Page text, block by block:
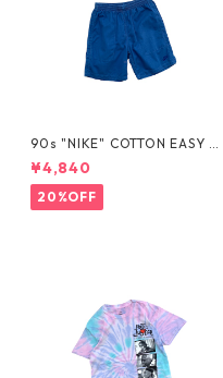
90s "NIKE" COTTON EASY S
HORTS
¥4,840
20%OFF